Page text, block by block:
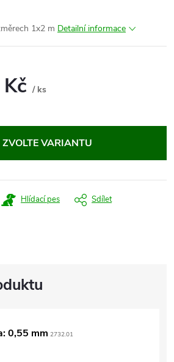
1x2 m Detailní informace
/ ks
ZVOLTE VARIANTU
Hlídací pes Sdílet
0,55 mm 2732.01